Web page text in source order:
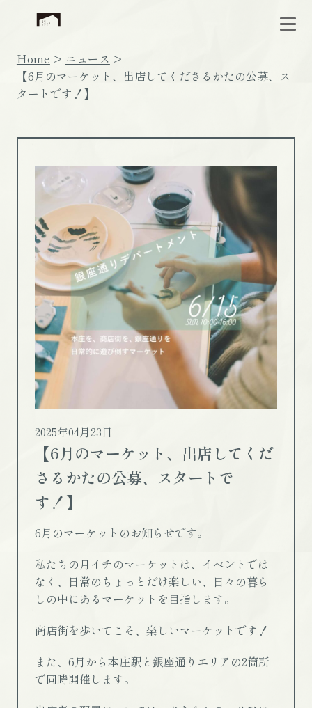
Home
ニュース
【6月のマーケット、出店してくださるかたの公募、ス
タートです！】
2025年04月23日
【6月のマーケット、出店してくだ
さるかたの公募、スタートで
す！】
6月のマーケットのお知らせです。
私たちの月イチのマーケットは、イベントでは
なく、日常のちょっとだけ楽しい、日々の暮ら
しの中にあるマーケットを目指します。
商店街を歩いてこそ、楽しいマーケットです！
また、6月から本庄駅と銀座通りエリアの2箇所
で同時開催します。